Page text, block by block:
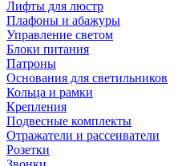
Лифты для люстр
Плафоны и абажуры
Управление светом
Блоки питания
Патроны
Основания для светильников
Кольца и рамки
Крепления
Подвесные комплекты
Отражатели и рассеиватели
Розетки